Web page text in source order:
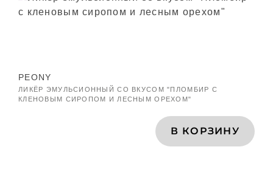
PEONY
ЛИКЁР ЭМУЛЬСИОННЫЙ СО ВКУСОМ "ПЛОМБИР С
КЛЕНОВЫМ СИРОПОМ И ЛЕСНЫМ ОРЕХОМ"
В КОРЗИНУ